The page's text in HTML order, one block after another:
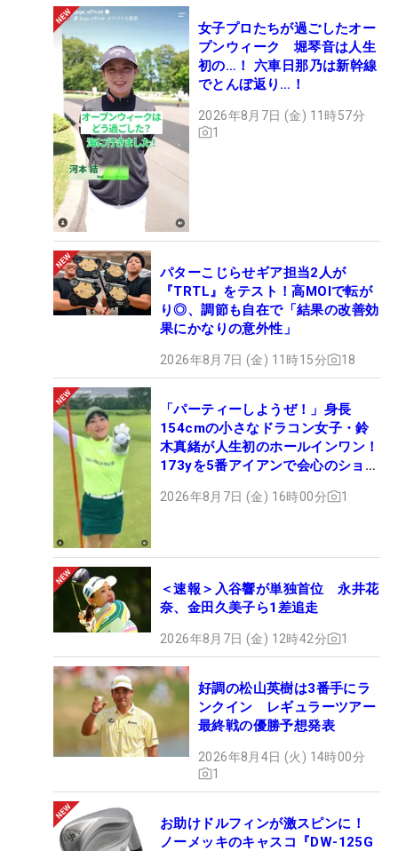
女子プロたちが過ごしたオー
プンウィーク 堀琴音は人生
初の…！ 六車日那乃は新幹線
でとんぼ返り…！
2026年8月7日 (金) 11時57分
1
パターこじらせギア担当2人が
『TRTL』をテスト！高MOIで転が
り◎、調節も自在で「結果の改善効
果にかなりの意外性」
2026年8月7日 (金) 11時15分 18
「パーティーしようぜ！」身長
154cmの小さなドラコン女子・鈴
木真緒が人生初のホールインワン！
173yを5番アイアンで会心のショッ
2026年8月7日 (金) 16時00分 1
＜速報＞入谷響が単独首位 永井花
奈、金田久美子ら1差追走
2026年8月7日 (金) 12時42分 1
好調の松山英樹は3番手にラ
ンクイン レギュラーツアー
最終戦の優勝予想発表
2026年8月4日 (火) 14時00分
1
お助けドルフィンが激スピンに！
ノーメッキのキャスコ『DW-125G